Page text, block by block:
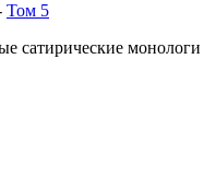
Том 5
сатирические